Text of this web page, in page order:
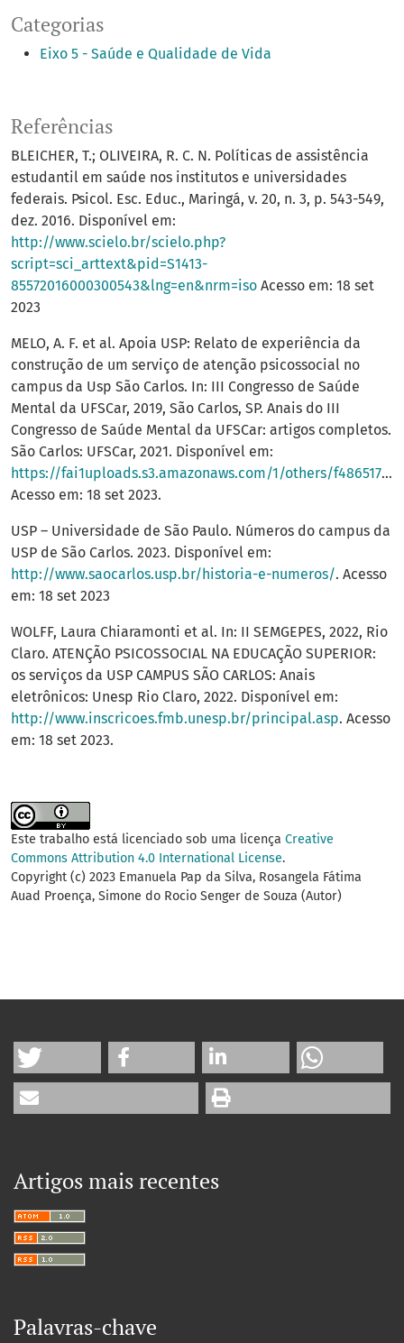
Categorias
Eixo 5 - Saúde e Qualidade de Vida
Referências
BLEICHER, T.; OLIVEIRA, R. C. N. Políticas de assistência
estudantil em saúde nos institutos e universidades
federais. Psicol. Esc. Educ., Maringá, v. 20, n. 3, p. 543-549,
dez. 2016. Disponível em:
http://www.scielo.br/scielo.php?
script=sci_arttext&pid=S1413-
85572016000300543&lng=en&nrm=iso Acesso em: 18 set
2023
MELO, A. F. et al. Apoia USP: Relato de experiência da
construção de um serviço de atenção psicossocial no
campus da Usp São Carlos. In: III Congresso de Saúde
Mental da UFSCar, 2019, São Carlos, SP. Anais do III
Congresso de Saúde Mental da UFSCar: artigos completos.
São Carlos: UFSCar, 2021. Disponível em:
https://fai1uploads.s3.amazonaws.com/1/others/f486517b06958624c08f2fc0fd70e84c42f42216.pdf
Acesso em: 18 set 2023.
USP – Universidade de São Paulo. Números do campus da
USP de São Carlos. 2023. Disponível em:
http://www.saocarlos.usp.br/historia-e-numeros/. Acesso
em: 18 set 2023
WOLFF, Laura Chiaramonti et al. In: II SEMGEPES, 2022, Rio
Claro. ATENÇÃO PSICOSSOCIAL NA EDUCAÇÃO SUPERIOR:
os serviços da USP CAMPUS SÃO CARLOS: Anais
eletrônicos: Unesp Rio Claro, 2022. Disponível em:
http://www.inscricoes.fmb.unesp.br/principal.asp. Acesso
em: 18 set 2023.
Este trabalho está licenciado sob uma licença Creative
Commons Attribution 4.0 International License.
Copyright (c) 2023 Emanuela Pap da Silva, Rosangela Fátima
Auad Proença, Simone do Rocio Senger de Souza (Autor)
Artigos mais recentes
Palavras-chave